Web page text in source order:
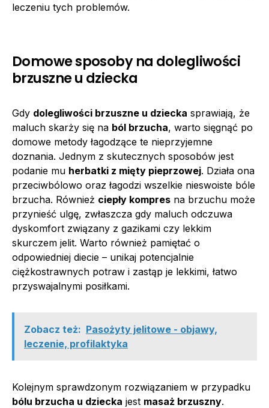
leczeniu tych problemów.
Domowe sposoby na dolegliwości
brzuszne u dziecka
Gdy dolegliwości brzuszne u dziecka sprawiają, że
maluch skarży się na ból brzucha, warto sięgnąć po
domowe metody łagodzące te nieprzyjemne
doznania. Jednym z skutecznych sposobów jest
podanie mu herbatki z mięty pieprzowej. Działa ona
przeciwbólowo oraz łagodzi wszelkie nieswoiste bóle
brzucha. Również ciepły kompres na brzuchu może
przynieść ulgę, zwłaszcza gdy maluch odczuwa
dyskomfort związany z gazikami czy lekkim
skurczem jelit. Warto również pamiętać o
odpowiedniej diecie – unikaj potencjalnie
ciężkostrawnych potraw i zastąp je lekkimi, łatwo
przyswajalnymi posiłkami.
Zobacz też: Pasożyty jelitowe - objawy,
leczenie, profilaktyka
Kolejnym sprawdzonym rozwiązaniem w przypadku
bólu brzucha u dziecka jest masaż brzuszny.